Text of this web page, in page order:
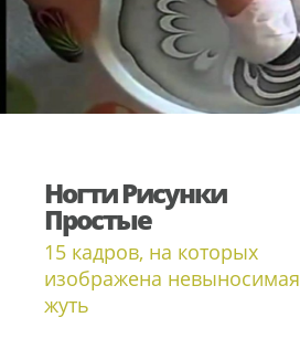
Ногти Рисунки
Простые
15 кадров, на которых
изображена невыносимая
жуть